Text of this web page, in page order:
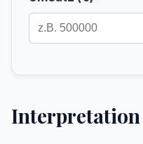
Interpretation